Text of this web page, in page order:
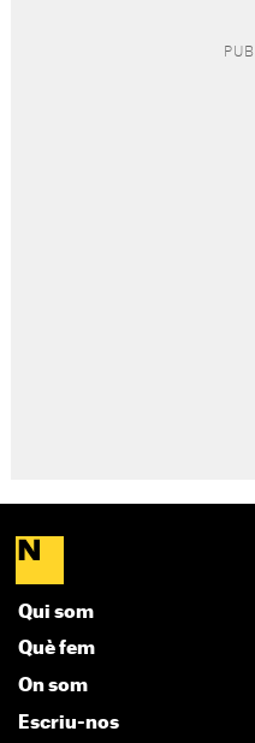
Qui som
Què fem
On som
Escriu-nos